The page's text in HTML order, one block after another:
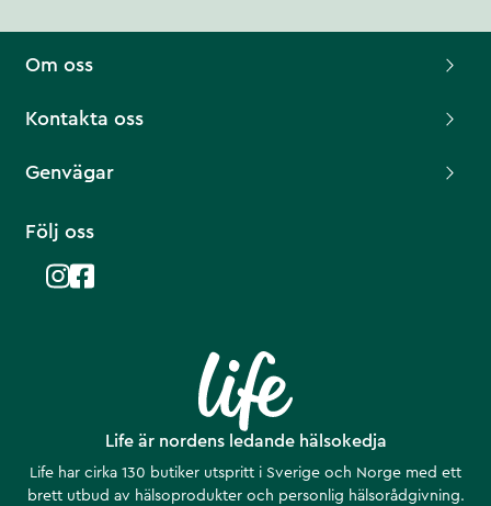
Life är nordens ledande hälsokedja
Life har cirka 130 butiker utspritt i Sverige och Norge med ett
brett utbud av hälsoprodukter och personlig hälsorådgivning.
Om oss
Kontakta oss
Genvägar
Följ oss